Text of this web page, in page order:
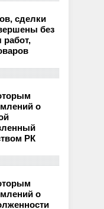
сделки
без
работ,
о
РК
о